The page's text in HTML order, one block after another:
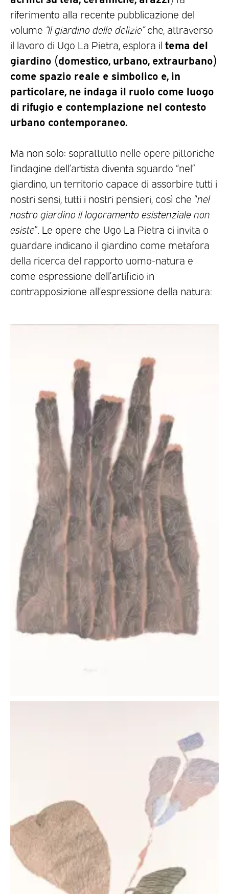
riferimento alla recente pubblicazione del
volume “Il giardino delle delizie”che, attraverso
il lavoro di Ugo La Pietra, esplora il tema del
giardino (domestico, urbano, extraurbano)
come spazio reale e simbolico e, in
particolare, ne indaga il ruolo come luogo
di rifugio e contemplazione nel contesto
urbano contemporaneo.
Ma non solo: soprattutto nelle opere pittoriche
l’indagine dell’artista diventa sguardo “nel”
giardino, un territorio capace di assorbire tutti i
nostri sensi, tutti i nostri pensieri, così che “nel
nostro giardino il logoramento esistenziale non
esiste”. Le opere che Ugo La Pietra ci invita o
guardare indicano il giardino come metafora
della ricerca del rapporto uomo-natura e
come espressione dell’artificio in
contrapposizione all’espressione della natura: